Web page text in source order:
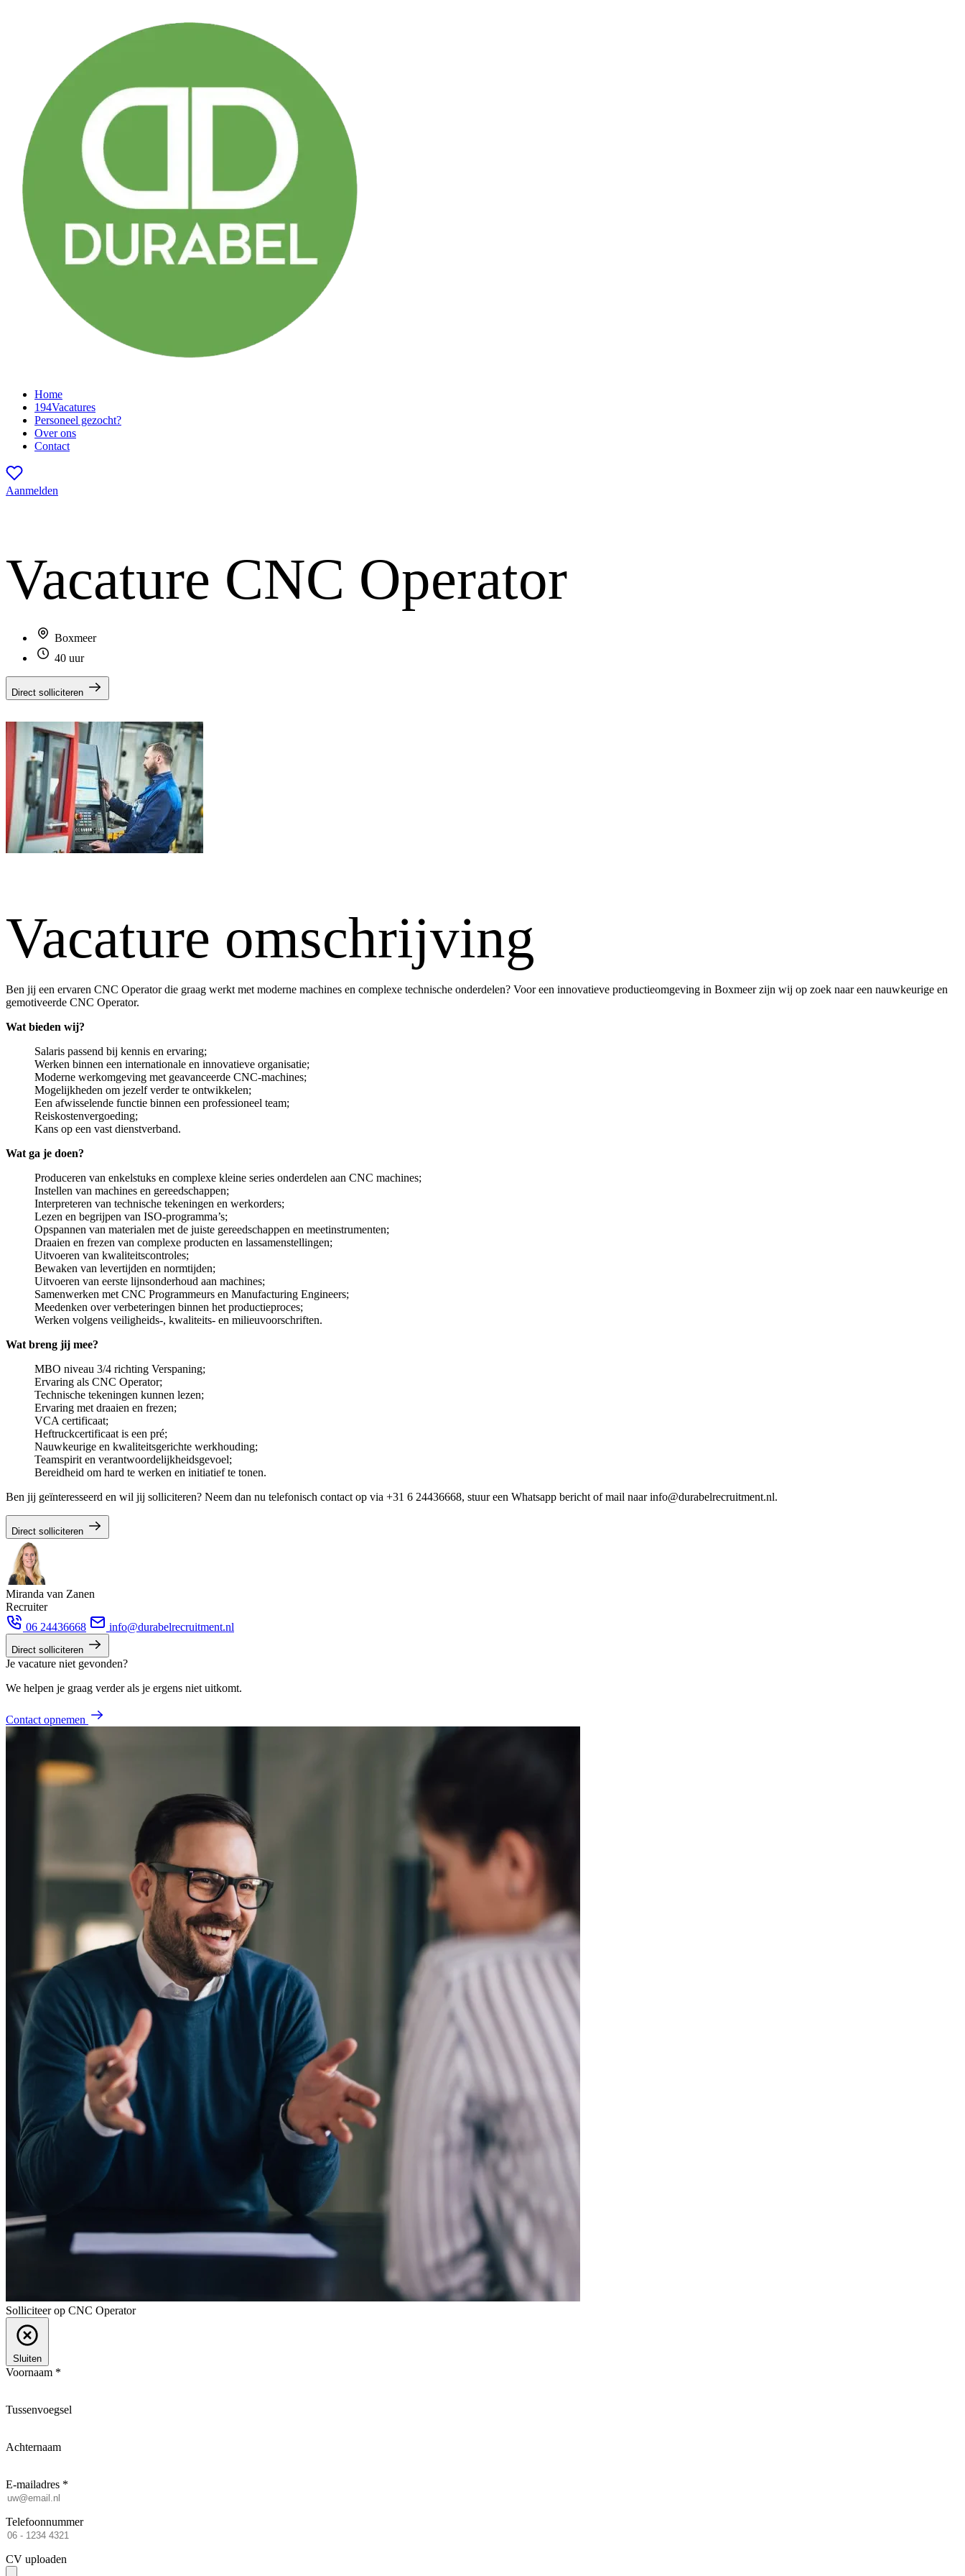
Home
194Vacatures
Personeel gezocht?
Over ons
Contact
Aanmelden
Vacature CNC Operator
Boxmeer
40 uur
Direct solliciteren
Vacature omschrijving
Ben jij een ervaren CNC Operator die graag werkt met moderne machines en complexe technische onderdelen? Voor een innovatieve productieomgeving in Boxmeer zijn wij op zoek naar een nauwkeurige en
gemotiveerde CNC Operator.
Wat bieden wij?
Salaris passend bij kennis en ervaring;
Werken binnen een internationale en innovatieve organisatie;
Moderne werkomgeving met geavanceerde CNC-machines;
Mogelijkheden om jezelf verder te ontwikkelen;
Een afwisselende functie binnen een professioneel team;
Reiskostenvergoeding;
Kans op een vast dienstverband.
Wat ga je doen?
Produceren van enkelstuks en complexe kleine series onderdelen aan CNC machines;
Instellen van machines en gereedschappen;
Interpreteren van technische tekeningen en werkorders;
Lezen en begrijpen van ISO-programma’s;
Opspannen van materialen met de juiste gereedschappen en meetinstrumenten;
Draaien en frezen van complexe producten en lassamenstellingen;
Uitvoeren van kwaliteitscontroles;
Bewaken van levertijden en normtijden;
Uitvoeren van eerste lijnsonderhoud aan machines;
Samenwerken met CNC Programmeurs en Manufacturing Engineers;
Meedenken over verbeteringen binnen het productieproces;
Werken volgens veiligheids-, kwaliteits- en milieuvoorschriften.
Wat breng jij mee?
MBO niveau 3/4 richting Verspaning;
Ervaring als CNC Operator;
Technische tekeningen kunnen lezen;
Ervaring met draaien en frezen;
VCA certificaat;
Heftruckcertificaat is een pré;
Nauwkeurige en kwaliteitsgerichte werkhouding;
Teamspirit en verantwoordelijkheidsgevoel;
Bereidheid om hard te werken en initiatief te tonen.
Ben jij geïnteresseerd en wil jij solliciteren? Neem dan nu telefonisch contact op via +31 6 24436668, stuur een Whatsapp bericht of mail naar info@durabelrecruitment.nl.
Direct solliciteren
Miranda van Zanen
Recruiter
06 24436668
info@durabelrecruitment.nl
Direct solliciteren
Je vacature niet gevonden?
We helpen je graag verder als je ergens niet uitkomt.
Contact opnemen
Solliciteer op CNC Operator
Sluiten
Voornaam *
Tussenvoegsel
Achternaam
E-mailadres *
Telefoonnummer
CV uploaden